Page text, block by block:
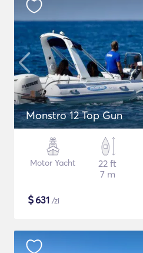
Monstro 12 Top Gun
Motor Yacht
22 ft
7 m
$631 /zi